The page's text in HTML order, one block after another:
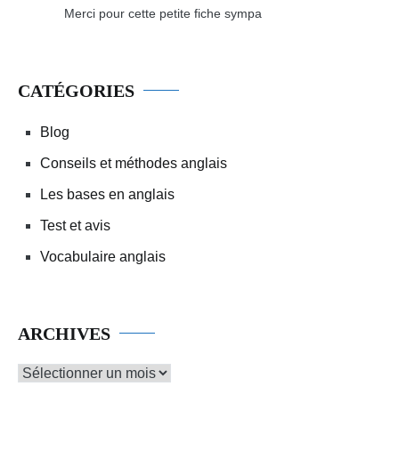
Merci pour cette petite fiche sympa
CATÉGORIES
Blog
Conseils et méthodes anglais
Les bases en anglais
Test et avis
Vocabulaire anglais
ARCHIVES
Archives